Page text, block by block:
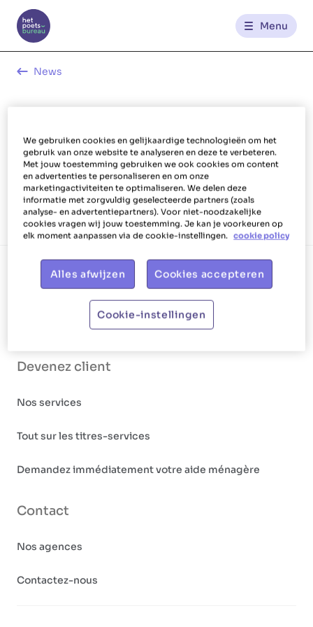
Menu
Contact
News
Deze categorie bevat geen artikels
Devenez aide ménagère
Postulez immédiatement
Devenez client
Nos services
Tout sur les titres-services
Demandez immédiatement votre aide ménagère
Contact
Nos agences
Contactez-nous
We gebruiken cookies en gelijkaardige technologieën om het
gebruik van onze website te analyseren en deze te verbeteren.
Met jouw toestemming gebruiken we ook cookies om content
en advertenties te personaliseren en om onze
marketingactiviteiten te optimaliseren. We delen deze
informatie met zorgvuldig geselecteerde partners (zoals
analyse- en advertentiepartners). Voor niet-noodzakelijke
cookies vragen wij jouw toestemming. Je kan je voorkeuren op
elk moment aanpassen via de cookie-instellingen. cookie policy
Alles afwijzen Cookies accepteren
Cookie-instellingen